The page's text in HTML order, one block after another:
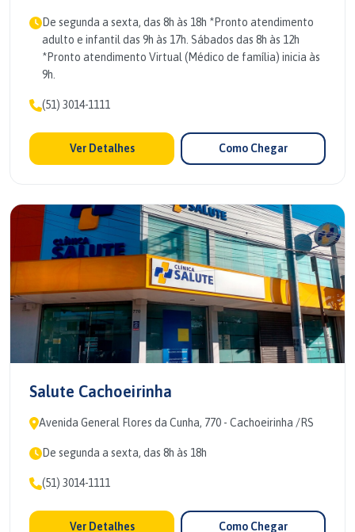
De segunda a sexta, das 8h às 18h *Pronto atendimento
adulto e infantil das 9h às 17h. Sábados das 8h às 12h
*Pronto atendimento Virtual (Médico de família) inicia às
9h.
(51) 3014-1111
Ver Detalhes Como Chegar
Salute Cachoeirinha
Avenida General Flores da Cunha, 770 - Cachoeirinha /RS
De segunda a sexta, das 8h às 18h
(51) 3014-1111
Ver Detalhes Como Chegar